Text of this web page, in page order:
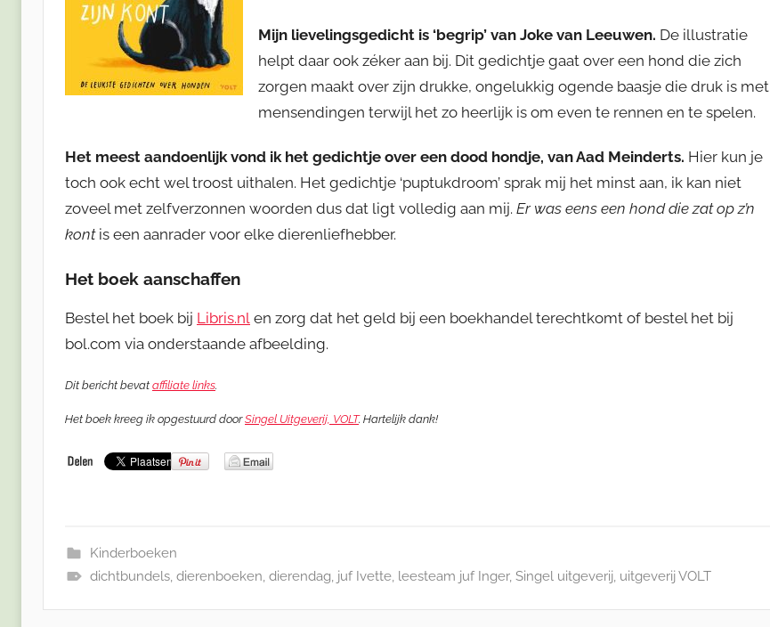
Mijn lievelingsgedicht is ‘begrip’ van Joke van Leeuwen. De illustratie
helpt daar ook zéker aan bij. Dit gedichtje gaat over een hond die zich
zorgen maakt over zijn drukke, ongelukkig ogende baasje die druk is met
mensendingen terwijl het zo heerlijk is om even te rennen en te spelen.
Het meest aandoenlijk vond ik het gedichtje over een dood hondje, van Aad Meinderts. Hier kun je
toch ook echt wel troost uithalen. Het gedichtje ‘puptukdroom’ sprak mij het minst aan, ik kan niet
zoveel met zelfverzonnen woorden dus dat ligt volledig aan mij. Er was eens een hond die zat op z’n
kontis een aanrader voor elke dierenliefhebber.
Het boek aanschaffen
Bestel het boek bij Libris.nl en zorg dat het geld bij een boekhandel terechtkomt of bestel het bij
bol.com via onderstaande afbeelding.
Dit bericht bevat affiliate links.
Het boek kreeg ik opgestuurd doorSingel Uitgeverij, VOLT. Hartelijk dank!
Kinderboeken
dichtbundels, dierenboeken, dierendag, juf Ivette, leesteam juf Inger, Singel uitgeverij, uitgeverij VOLT